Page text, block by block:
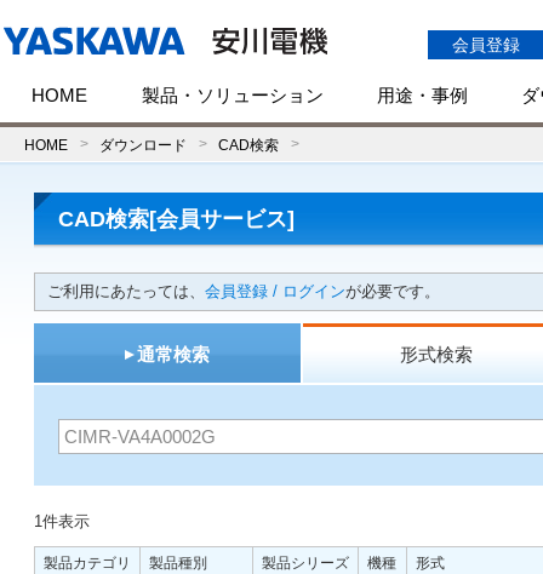
会員登録
HOME 製品・ソリューション 用途・事例
HOME ダウンロード CAD検索
CAD検索[会員サービス]
ご利用にあたっては、 会員登録 / ログインが必要です。
通常検索 形式検索
1件表示
製品カテゴリ 製品種別 製品シリーズ 機種
形式